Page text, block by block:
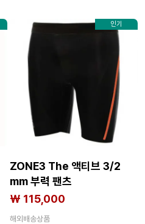
인기
ZONE3 The 액티브 3/2
mm 부력 팬츠
7140476564
₩ 115,000
해외배송상품